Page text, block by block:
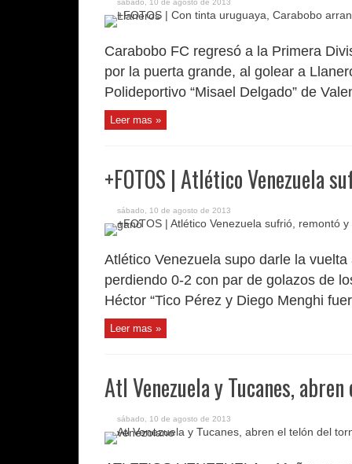
sábado, 10 de agosto de 2013
Carabobo FC regresó a la Primera
por la puerta grande, al golear a
Polideportivo “Misael Delgado” de
Leer mas »
+FOTOS | Atlético Venezuela
sábado, 10 de agosto de 2013
Atlético Venezuela supo darle la
perdiendo 0-2 con par de golazos de
Héctor “Tico Pérez y Diego Menghi
Leer mas »
Atl Venezuela y Tucanes,
sábado, 10 de agosto de 2013